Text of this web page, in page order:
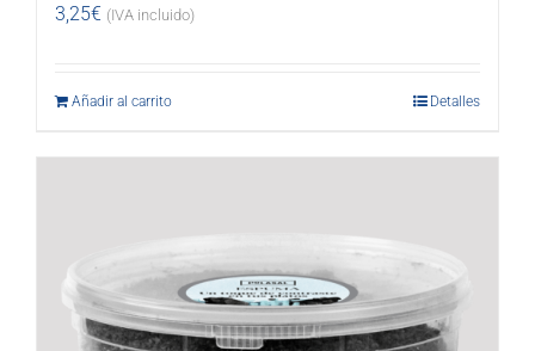
3,25€ (IVA incluido)
Añadir al carrito Detalles